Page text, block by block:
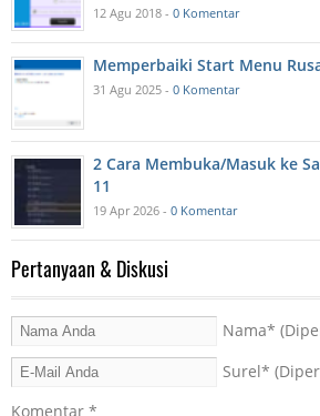
12 Agu 2018 - 0 Komentar
Memperbaiki Start Menu
31 Agu 2025 - 0 Komentar
2 Cara Membuka/Masuk ke
11
19 Apr 2026 - 0 Komentar
Pertanyaan & Diskusi
Nama*
Surel*
Komentar *